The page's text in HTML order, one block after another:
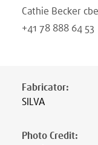
Cathie Becker
+41 78 888 64 53
Fabricator:
SILVA
Photo Credit: